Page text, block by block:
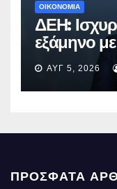
ΟΙΚΟΝΟΜΙΑ
ΔΕΗ:
εξάμηνο
EBITDA
ΑΥΓ 5, 2026
ΠΡΌΣΦΑΤΑ